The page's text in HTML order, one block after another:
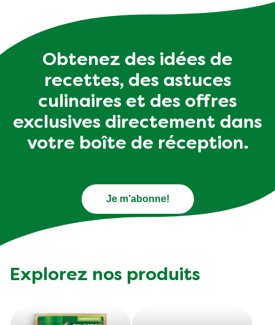
Obtenez des idées de
recettes, des astuces
culinaires et des offres
exclusives directement dans
votre boîte de réception.
Je m’abonne!
Explorez nos produits